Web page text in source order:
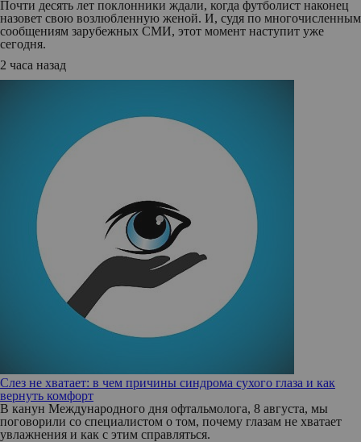
Почти десять лет поклонники ждали, когда футболист наконец
назовет свою возлюбленную женой. И, судя по многочисленным
сообщениям зарубежных СМИ, этот момент наступит уже
сегодня.
2 часа назад
Слез не хватает: в чем причины синдрома сухого глаза и как
вернуть комфорт
В канун Международного дня офтальмолога, 8 августа, мы
поговорили со специалистом о том, почему глазам не хватает
увлажнения и как с этим справляться.